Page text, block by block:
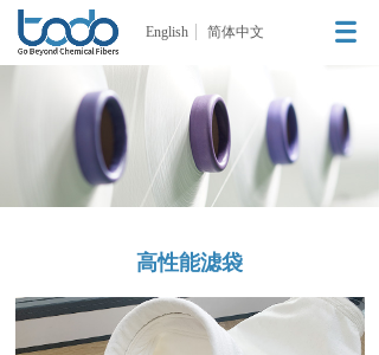
高性能滤袋
English 简体中文